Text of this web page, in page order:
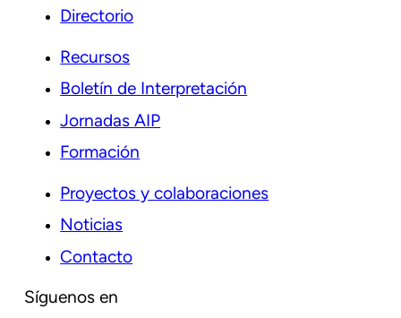
Directorio
Recursos
Boletín de Interpretación
Jornadas AIP
Formación
Proyectos y colaboraciones
Noticias
Contacto
Síguenos en